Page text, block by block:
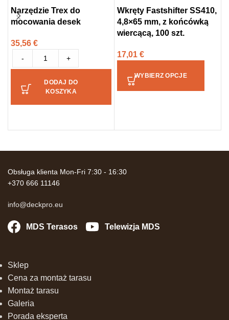
Narzędzie Trex do
mocowania desek
35,56 €
- +
DODAJ DO
KOSZYKA
Wkręty Fastshifter SS410,
4,8×65 mm, z końcówką
wiercącą, 100 szt.
17,01 €
WYBIERZ OPCJE
Obsługa klienta Mon-Fri 7:30 - 16:30
+370 666 11146
info@deckpro.eu
MDS Terasos Telewizja MDS
Sklep
Cena za montaż tarasu
Montaż tarasu
Galeria
Porada eksperta